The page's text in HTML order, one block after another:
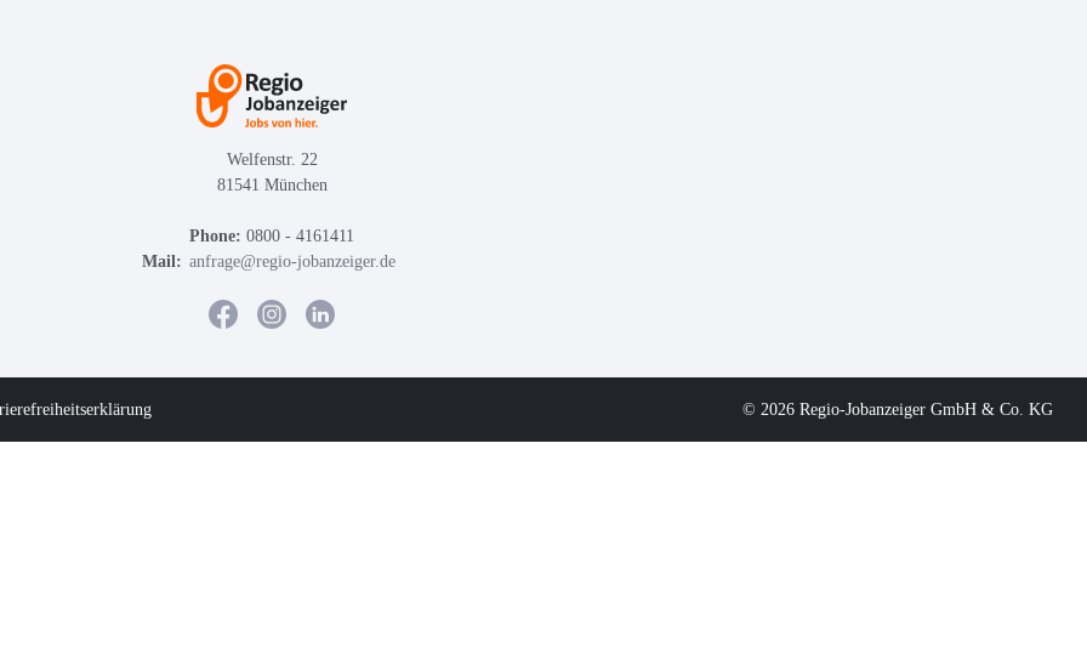
Welfenstr. 22
81541 München
Phone: 0800 - 4161411
Mail: anfrage@regio-jobanzeiger.de
© 2026 Regio-Jobanzeiger GmbH & Co. KG